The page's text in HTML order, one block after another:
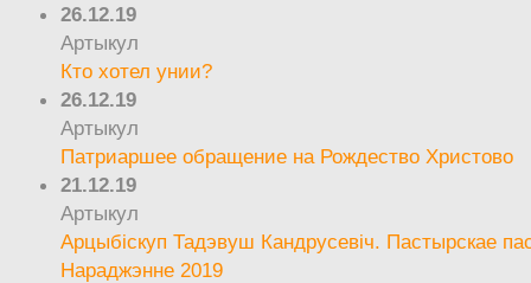
26.12.19
Артыкул
Кто хотел унии?
26.12.19
Артыкул
Патриаршее обращение на Рождество Христово
21.12.19
Артыкул
Арцыбіскуп Тадэвуш Кандрусевіч. Пастырскае
Нараджэнне 2019